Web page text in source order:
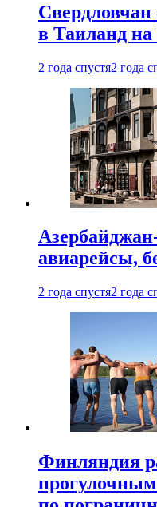
Свердловчан
в Таиланд на
2 года спустя2 года
авиарейсы,
2 года спустя2 года
Финляндия